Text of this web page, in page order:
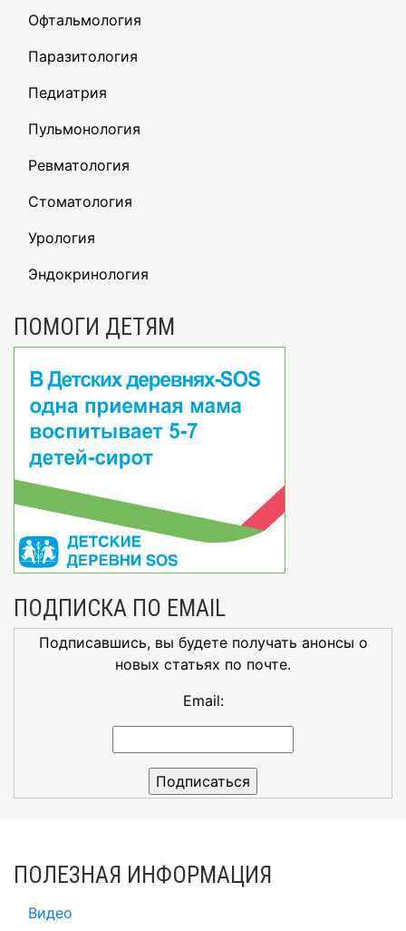
Офтальмология
Паразитология
Педиатрия
Пульмонология
Ревматология
Стоматология
Урология
Эндокринология
ПОМОГИ ДЕТЯМ
ПОДПИСКА ПО EMAIL
Подписавшись, вы будете получать анонсы о
новых статьях по почте.
Email:
ПОЛЕЗНАЯ ИНФОРМАЦИЯ
Видео